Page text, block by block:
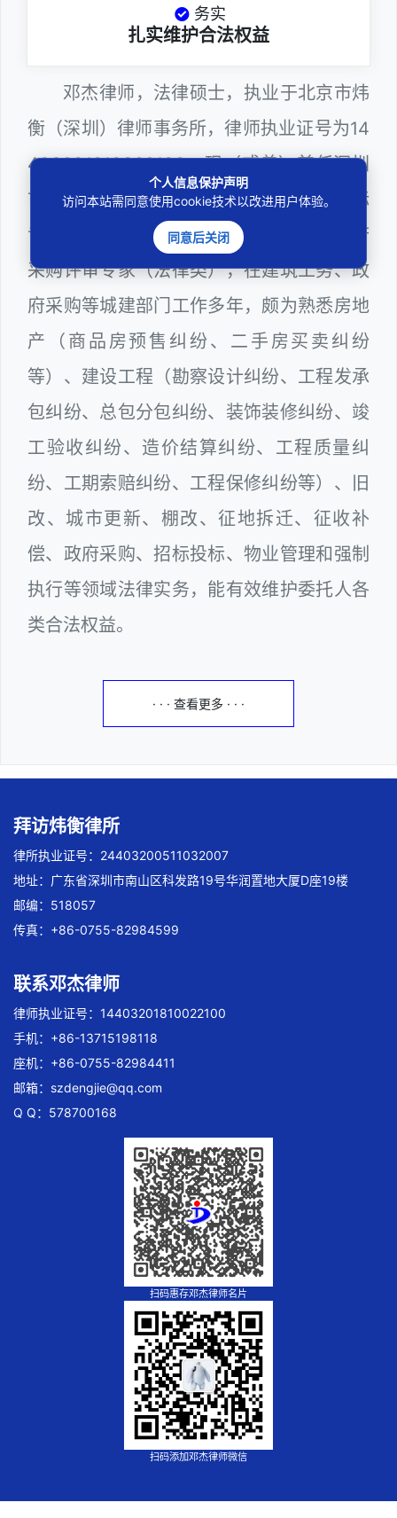
务实
扎实维护合法权益
邓杰律师，法律硕士，执业于北京市炜
衡（深圳）律师事务所，律师执业证号为14
403201810022100，现（或曾）兼任深圳
市某区建筑工务署公职律师、建设工程定标
专家、深圳市人民政府听证员、深圳市政府
采购评审专家（法律类），在建筑工务、政
府采购等城建部门工作多年，颇为熟悉房地
产（商品房预售纠纷、二手房买卖纠纷
等）、建设工程（勘察设计纠纷、工程发承
包纠纷、总包分包纠纷、装饰装修纠纷、竣
工验收纠纷、造价结算纠纷、工程质量纠
纷、工期索赔纠纷、工程保修纠纷等）、旧
改、城市更新、棚改、征地拆迁、征收补
偿、政府采购、招标投标、物业管理和强制
执行等领域法律实务，能有效维护委托人各
类合法权益。
· · · 查看更多 · · ·
拜访炜衡律所
律所执业证号：24403200511032007
地址：广东省深圳市南山区科发路19号华润置地大厦D座19楼
邮编：518057
传真：+86-0755-82984599
联系邓杰律师
律师执业证号：14403201810022100
手机：+86-13715198118
座机：+86-0755-82984411
邮箱： szdengjie@qq.com
Q Q：578700168
扫码惠存邓杰律师名片
扫码添加邓杰律师微信
个人信息保护声明
访问本站需同意使用cookie技术以改进用户体验。
同意后关闭